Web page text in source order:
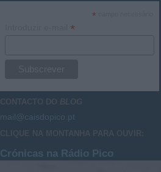
*
*
CONTACTO DO BLOG
mail@caisdopico.pt
CLIQUE NA MONTANHA PARA OUVIR:
Crónicas na Rádio Pico